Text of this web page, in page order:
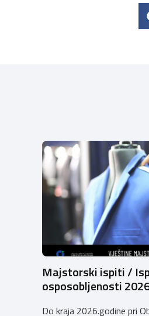
Majstorski ispiti /
osposobljenosti
Do kraja 2026.godine pri